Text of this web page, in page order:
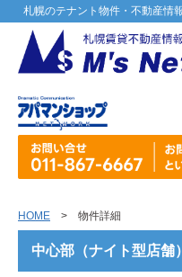
札幌のテナント物件・不動産情
HOME > 物件詳細
中心部（ナイト型店